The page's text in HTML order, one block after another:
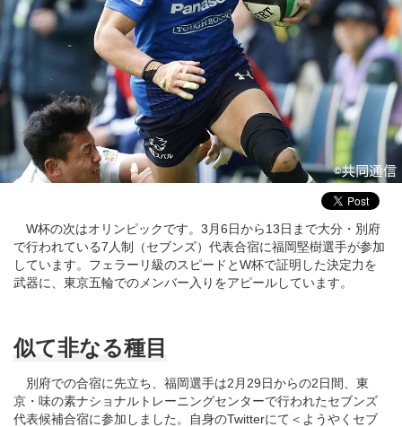
W杯の次はオリンピックです。3月6日から13日まで大分・別府
で行われている7人制（セブンズ）代表合宿に福岡堅樹選手が参加
しています。フェラーリ級のスピードとW杯で証明した決定力を
武器に、東京五輪でのメンバー入りをアピールしています。
似て非なる種目
別府での合宿に先立ち、福岡選手は2月29日からの2日間、東
京・味の素ナショナルトレーニングセンターで行われたセブンズ
代表候補合宿に参加しました。自身のTwitterにて＜ようやくセブ